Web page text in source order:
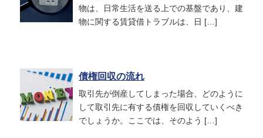
物は、日常生活を送る上での基盤であり、建
物に関する賃貸借トラブルは、日 […]
債権回収の流れ
取引先が倒産してしまった場合、どのように
して取引先に有する債権を回収していくべき
でしょうか。ここでは、そのよう […]